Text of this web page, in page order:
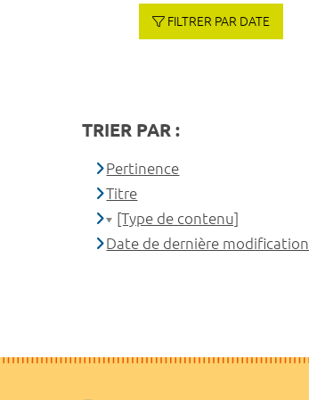
FILTRER PAR DATE
TRIER PAR :
Pertinence
Titre
[Type de contenu]
Date de dernière modification